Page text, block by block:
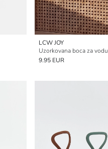
LCW JOY
Uzorkovana boca za vodu
9.95 EUR